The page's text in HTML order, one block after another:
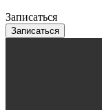
Записаться